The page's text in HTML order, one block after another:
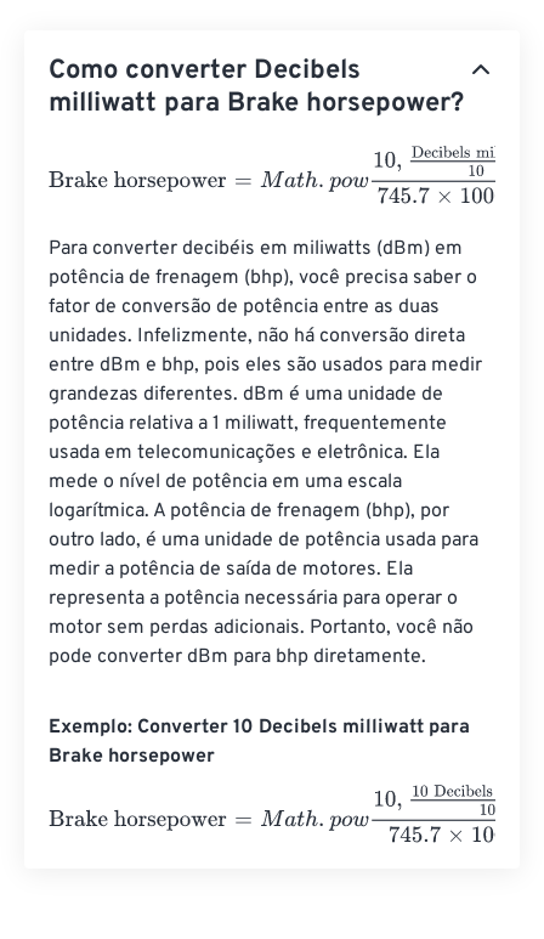
Como converter Decibels
milliwatt para Brake horsepower?
Decibels milliwatt10
Para converter decibéis em miliwatts (dBm) em
potência de frenagem (bhp), você precisa saber o
fator de conversão de potência entre as duas
unidades. Infelizmente, não há conversão direta
entre dBm e bhp, pois eles são usados ​​para medir
grandezas diferentes. dBm é uma unidade de
potência relativa a 1 miliwatt, frequentemente
usada em telecomunicações e eletrônica. Ela
mede o nível de potência em uma escala
logarítmica. A potência de frenagem (bhp), por
outro lado, é uma unidade de potência usada para
medir a potência de saída de motores. Ela
representa a potência necessária para operar o
motor sem perdas adicionais. Portanto, você não
pode converter dBm para bhp diretamente.
Exemplo: Converter 10 Decibels milliwatt para
Brake horsepower
10 Decibels milliwatt